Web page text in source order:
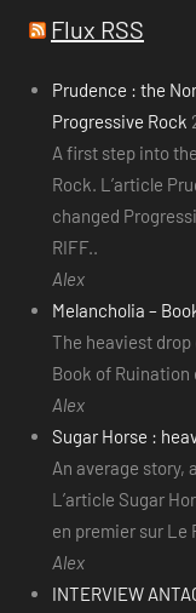
Flux RSS
Prudence : the
Progressive Rock
A first step into
Rock. L’article
changed
RIFF..
Alex
Melancholia –
The heaviest drop
Book of Ruination
Alex
Sugar Horse :
An average story,
L’article Sugar
en premier sur Le
Alex
INTERVIEW